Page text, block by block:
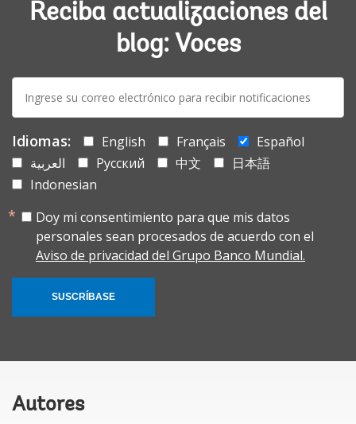
Reciba actualizaciones del
blog: Voces
mail:
Idiomas: English Français
Español
العربية
Русский 中文
日本語
Indonesian
Doy mi consentimiento para que mis datos
personales sean procesados de acuerdo con el
Aviso de privacidad del Grupo Banco Mundial.
SUSCRÍBASE
Autores